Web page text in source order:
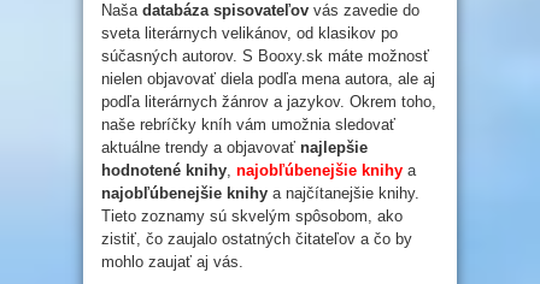
Naša databáza spisovateľov vás zavedie do
sveta literárnych velikánov, od klasikov po
súčasných autorov. S Booxy.sk máte možnosť
nielen objavovať diela podľa mena autora, ale aj
podľa literárnych žánrov a jazykov. Okrem toho,
naše rebríčky kníh vám umožnia sledovať
aktuálne trendy a objavovať najlepšie
hodnotené knihy, najobľúbenejšie knihy a
najobľúbenejšie knihy a najčítanejšie knihy.
Tieto zoznamy sú skvelým spôsobom, ako
zistiť, čo zaujalo ostatných čitateľov a čo by
mohlo zaujať aj vás.